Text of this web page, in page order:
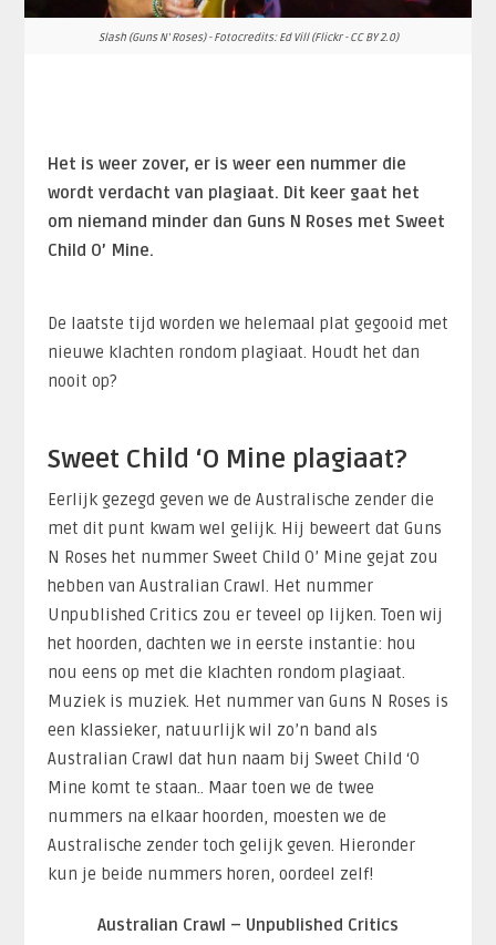
Slash (Guns N' Roses) - Fotocredits: Ed Vill (Flickr - CC BY 2.0)
Het is weer zover, er is weer een nummer die
wordt verdacht van plagiaat. Dit keer gaat het
om niemand minder dan Guns N Roses met Sweet
Child O’ Mine.
De laatste tijd worden we helemaal plat gegooid met
nieuwe klachten rondom plagiaat. Houdt het dan
nooit op?
Sweet Child ‘O Mine plagiaat?
Eerlijk gezegd geven we de Australische zender die
met dit punt kwam wel gelijk. Hij beweert dat Guns
N Roses het nummer Sweet Child O’ Mine gejat zou
hebben van Australian Crawl. Het nummer
Unpublished Critics zou er teveel op lijken. Toen wij
het hoorden, dachten we in eerste instantie: hou
nou eens op met die klachten rondom plagiaat.
Muziek is muziek. Het nummer van Guns N Roses is
een klassieker, natuurlijk wil zo’n band als
Australian Crawl dat hun naam bij Sweet Child ‘O
Mine komt te staan.. Maar toen we de twee
nummers na elkaar hoorden, moesten we de
Australische zender toch gelijk geven. Hieronder
kun je beide nummers horen, oordeel zelf!
Australian Crawl – Unpublished Critics